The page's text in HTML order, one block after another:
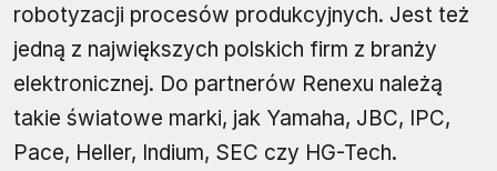
robotyzacji procesów produkcyjnych. Jest też
jedną z największych polskich firm z branży
elektronicznej. Do partnerów Renexu należą
takie światowe marki, jak Yamaha, JBC, IPC,
Pace, Heller, Indium, SEC czy HG-Tech.